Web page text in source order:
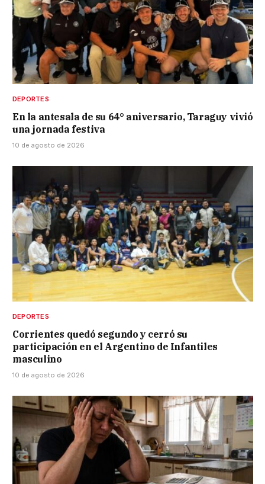
DEPORTES
En la antesala de su 64° aniversario, Taraguy vivió
una jornada festiva
10 de agosto de 2026
DEPORTES
Corrientes quedó segundo y cerró su
participación en el Argentino de Infantiles
masculino
10 de agosto de 2026